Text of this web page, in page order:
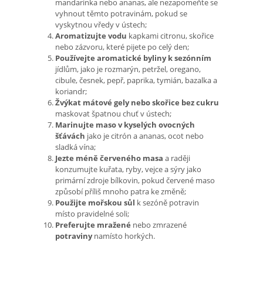
mandarinka nebo ananas, ale nezapomeňte se
vyhnout těmto potravinám, pokud se
vyskytnou vředy v ústech;
Aromatizujte vodu kapkami citronu, skořice
nebo zázvoru, které pijete po celý den;
Používejte aromatické byliny k sezónním
jídlům, jako je rozmarýn, petržel, oregano,
cibule, česnek, pepř, paprika, tymián, bazalka a
koriandr;
Žvýkat mátové gely nebo skořice bez cukru
maskovat špatnou chuť v ústech;
Marinujte maso v kyselých ovocných
šťávách jako je citrón a ananas, ocot nebo
sladká vína;
Jezte méně červeného masa a raději
konzumujte kuřata, ryby, vejce a sýry jako
primární zdroje bílkovin, pokud červené maso
způsobí příliš mnoho patra ke změně;
Použijte mořskou sůl k sezóně potravin
místo pravidelné soli;
Preferujte mražené nebo zmrazené
potravinynamísto horkých.